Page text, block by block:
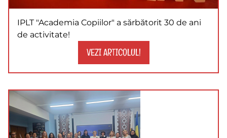
IPLT "Academia Copiilor" a sărbătorit 30 de ani
de activitate!
VEZI ARTICOLUL!